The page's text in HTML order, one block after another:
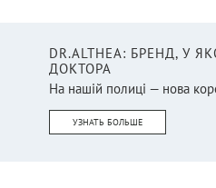
DR.ALTHEA: БРЕНД, У
ДОКТОРА
На нашій полиці — нова
УЗНАТЬ БОЛЬШЕ